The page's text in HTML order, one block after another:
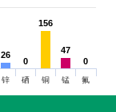
26
26
0
0
156
156
47
47
0
0
锌 硒 铜 锰 氟